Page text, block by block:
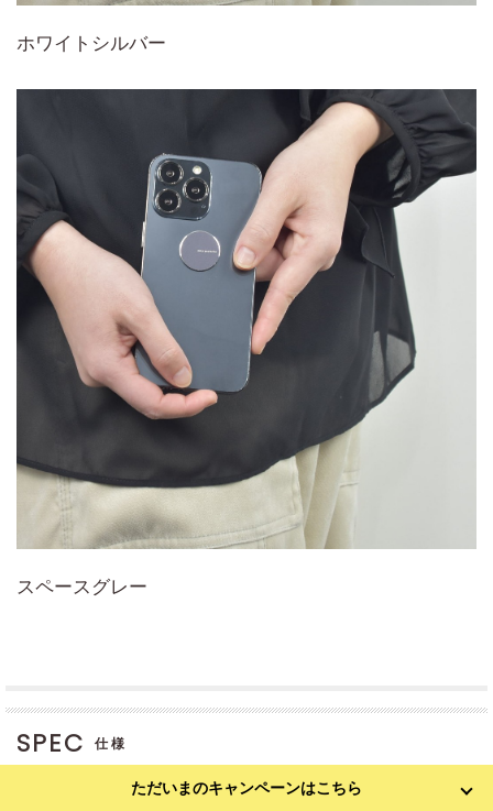
ただいまのキャンペーンはこちら
ホワイトシルバー
スペースグレー
SPEC 仕様